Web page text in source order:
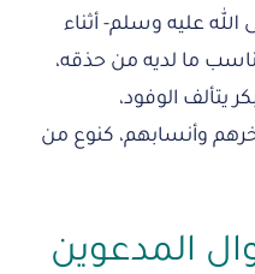
عليه وسلم- أثناء
ما لديه من حذقه،
يتألف الوفود،
وأنسابهم، كنوع من
المدعوين